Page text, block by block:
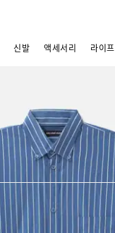
신발 액세서리 라이프